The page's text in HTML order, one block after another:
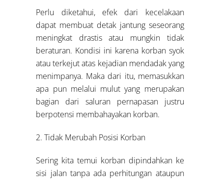
Perlu diketahui, efek dari kecelakaan
dapat membuat detak jantung seseorang
meningkat drastis atau mungkin tidak
beraturan. Kondisi ini karena korban syok
atau terkejut atas kejadian mendadak yang
menimpanya. Maka dari itu, memasukkan
apa pun melalui mulut yang merupakan
bagian dari saluran pernapasan justru
berpotensi membahayakan korban.
2. Tidak Merubah Posisi Korban
Sering kita temui korban dipindahkan ke
sisi jalan tanpa ada perhitungan ataupun